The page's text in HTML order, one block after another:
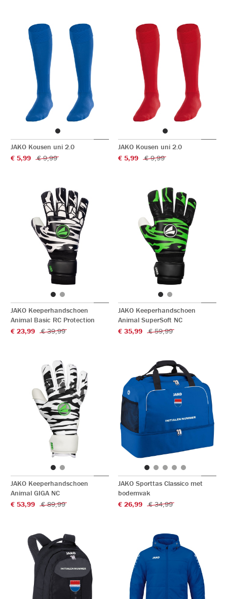
JAKO Kousen uni 2.0
€ 5,99
€ 9,99
JAKO Kousen uni 2.0
€ 5,99
€ 9,99
JAKO Keeperhandschoen
Animal Basic RC Protection
€ 23,99
€ 39,99
JAKO Keeperhandschoen
Animal SuperSoft NC
€ 35,99
€ 59,99
JAKO Keeperhandschoen
Animal GIGA NC
€ 53,99
€ 89,99
JAKO Sporttas Classico met
bodemvak
€ 26,99
€ 34,99